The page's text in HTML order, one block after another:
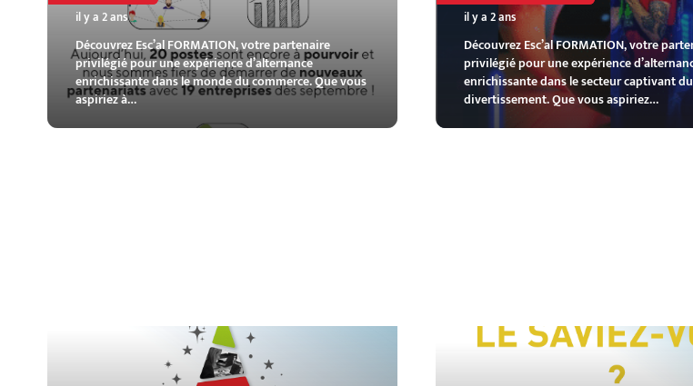
il y a 2 ans
Découvrez Esc’al FORMATION, votre partenaire
privilégié pour une expérience d’alternance
enrichissante dans le monde du commerce. Que vous
aspiriez à…
il y a 2 ans
Découvrez Esc’al FORMATION, votre
privilégié pour une expérience
enrichissante dans le secteur captivant du
divertissement. Que vous aspiriez…